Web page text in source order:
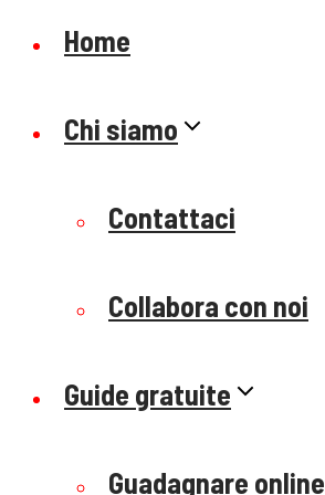
Home
Chi siamo
Contattaci
Collabora con noi
Guide gratuite
Guadagnare online